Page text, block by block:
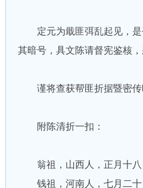
定元为戢匪弭乱起见，是
其暗号，具文陈请督宪鉴核，
谨将查获帮匪折据暨密传
附陈清折一扣：
翁祖，山西人，正月十八
钱祖，河南人，七月二十